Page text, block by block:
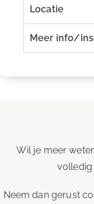
Locatie
Meer info/
Wil je meer
volledig
Neem dan gerust